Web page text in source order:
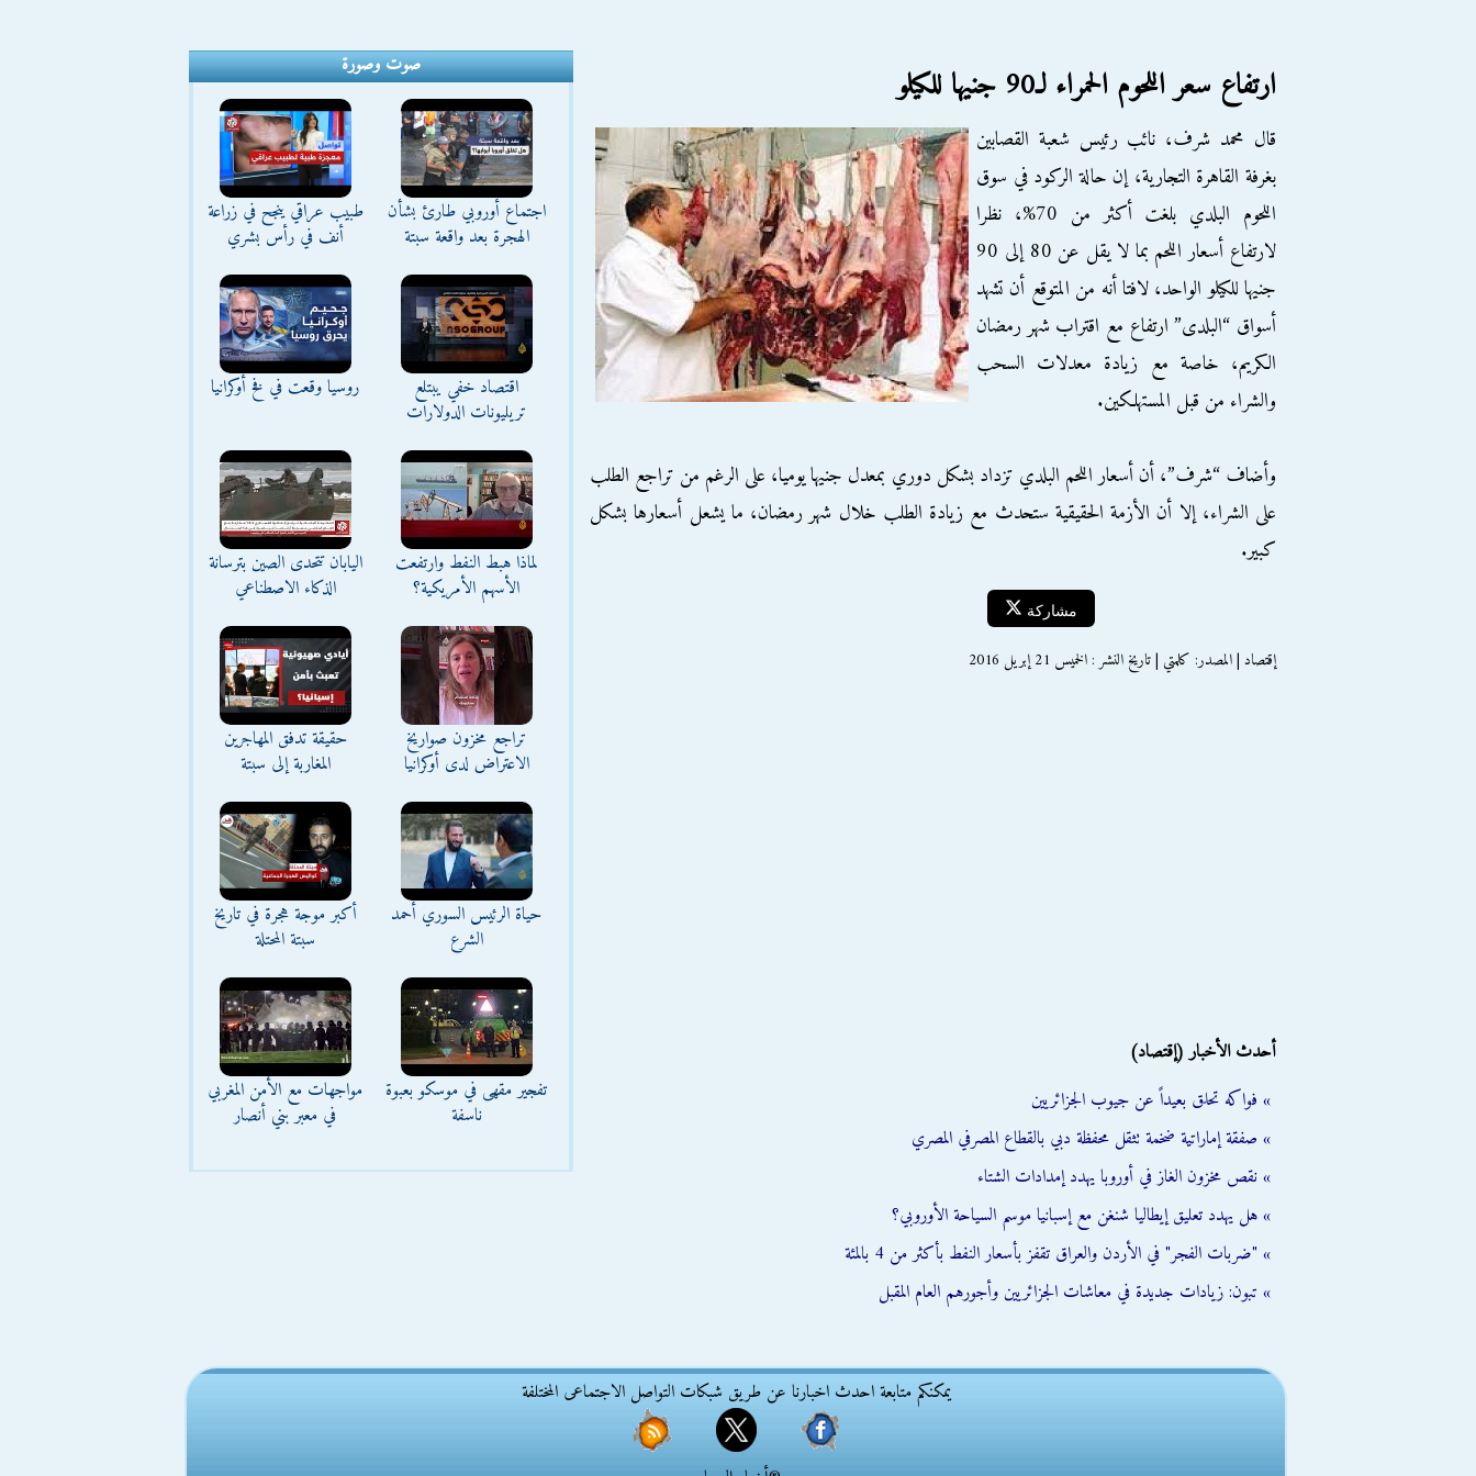
ارتفاع سعر اللحوم الحمراء لـ90 جنيها للكيلو
قال محمد شرف، نائب رئيس شعبة القصابين
بغرفة القاهرة التجارية، إن حالة الركود في سوق
اللحوم البلدي بلغت أكثر من 70%، نظرا
لارتفاع أسعار اللحم بما لا يقل عن 80 إلى 90
جنيها للكيلو الواحد، لافتا أنه من المتوقع أن تشهد
أسواق “البلدى” ارتفاع مع اقتراب شهر رمضان
الكريم، خاصة مع زيادة معدلات السحب
والشراء من قبل المستهلكين.
وأضاف “شرف”، أن أسعار اللحم البلدي تزداد بشكل دوري بمعدل جنيها يوميا، على الرغم من تراجع الطلب
على الشراء، إلا أن الأزمة الحقيقية ستحدث مع زيادة الطلب خلال شهر رمضان، ما يشعل أسعارها بشكل
كبير.
مشاركة
إقتصاد | المصدر: كلمتي | تاريخ النشر : الخميس 21 إبريل 2016
أحدث الأخبار (إقتصاد)
» فواكه تحلق بعيداً عن جيوب الجزائريين
» صفقة إماراتية ضخمة تثقل محفظة دبي بالقطاع المصرفي المصري
» نقص مخزون الغاز في أوروبا يهدد إمدادات الشتاء
» هل يهدد تعليق إيطاليا شنغن مع إسبانيا موسم السياحة الأوروبي؟
» "ضربات الفجر" في الأردن والعراق تقفز بأسعار النفط بأكثر من 4 بالمئة
» تبون: زيادات جديدة في معاشات الجزائريين وأجورهم العام المقبل
صوت وصورة
اجتماع أوروبي طارئ بشأن
الهجرة بعد واقعة سبتة
طبيب عراقي ينجح في زراعة
أنف في رأس بشري
اقتصاد خفي يبتلع
تريليونات الدولارات
روسيا وقعت في فخ أوكرانيا
لماذا هبط النفط وارتفعت
الأسهم الأمريكية؟
اليابان تتحدى الصين بترسانة
الذكاء الاصطناعي
تراجع مخزون صواريخ
الاعتراض لدى أوكرانيا
حقيقة تدفق المهاجرين
المغاربة إلى سبتة
حياة الرئيس السوري أحمد
الشرع
أكبر موجة هجرة في تاريخ
سبتة المحتلة
تفجير مقهى في موسكو بعبوة
ناسفة
مواجهات مع الأمن المغربي
في معبر بني أنصار
يمكنكم متابعة احدث اخبارنا عن طريق شبكات التواصل الاجتماعى المختلفة